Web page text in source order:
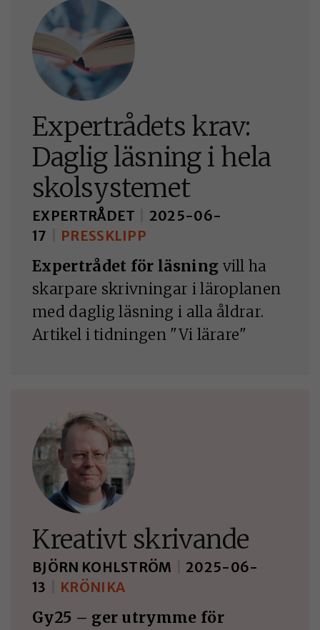
Expertrådets krav:
Daglig läsning i hela
skolsystemet
EXPERTRÅDET
2025-06-
17
PRESSKLIPP
Expertrådet för läsning vill ha
skarpare skrivningar i läroplanen
med daglig läsning i alla åldrar.
Artikel i tidningen "Vi lärare"
Kreativt skrivande
BJÖRN KOHLSTRÖM
2025-06-
13
KRÖNIKA
Gy25 – ger utrymme för
kakor aktiverar
de
grundläggande
funktionerna
på webben, som
till exempel
att
webbplatsen
överhuvudtaget
ska fungera och
att vi samlar in
information
anonymt. I
innebär det att vi ge